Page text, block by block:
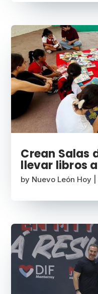
Crean Salas
llevar libros
by Nuevo León Hoy